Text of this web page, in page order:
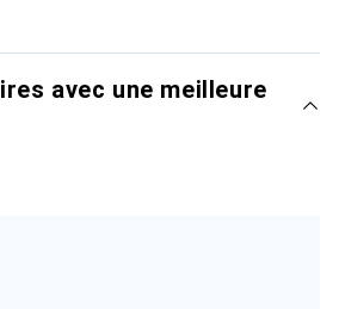
avec une meilleure